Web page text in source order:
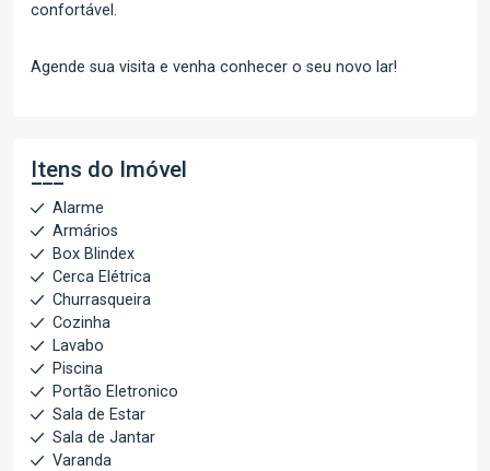
confortável.
Agende sua visita e venha conhecer o seu novo lar!
Itens do Imóvel
Alarme
Armários
Box Blindex
Cerca Elétrica
Churrasqueira
Cozinha
Lavabo
Piscina
Portão Eletronico
Sala de Estar
Sala de Jantar
Varanda